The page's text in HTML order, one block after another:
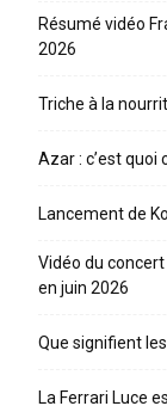
Résumé vidéo
2026
Triche à la
Azar : c’est quoi
Lancement de
Vidéo du
en juin 2026
Que signifient
La Ferrari Luce